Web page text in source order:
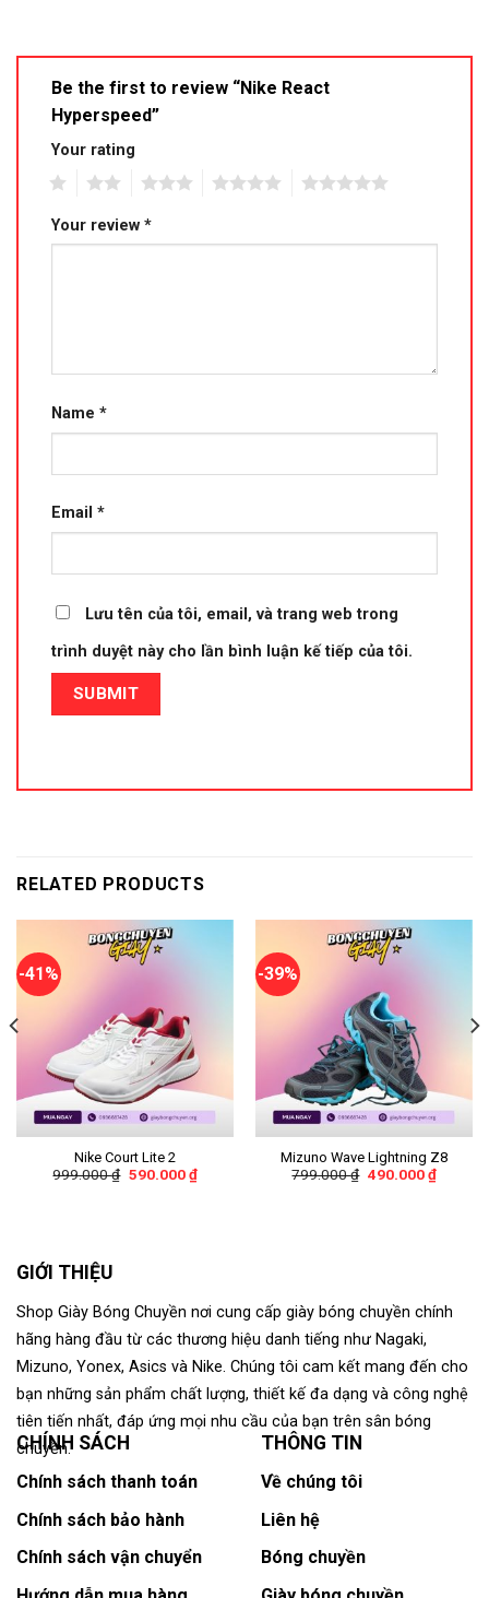
Be the first to review “Nike React
Hyperspeed”
Your rating
Your review *
Name *
Email *
Lưu tên của tôi, email, và trang web trong
trình duyệt này cho lần bình luận kế tiếp của tôi.
RELATED PRODUCTS
-41%
Nike Court Lite 2
999.000₫ 590.000₫
-39%
Mizuno Wave Lightning Z8
799.000₫ 490.000₫
GIỚI THIỆU
Shop Giày Bóng Chuyền nơi cung cấp giày bóng chuyền chính
hãng hàng đầu từ các thương hiệu danh tiếng như Nagaki,
Mizuno, Yonex, Asics và Nike. Chúng tôi cam kết mang đến cho
bạn những sản phẩm chất lượng, thiết kế đa dạng và công nghệ
tiên tiến nhất, đáp ứng mọi nhu cầu của bạn trên sân bóng
chuyền.
CHÍNH SÁCH
Chính sách thanh toán
Chính sách bảo hành
Chính sách vận chuyển
THÔNG TIN
Về chúng tôi
Liên hệ
Bóng chuyền